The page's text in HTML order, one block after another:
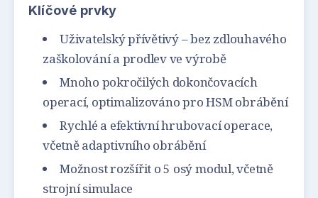
Klíčové prvky
Uživatelský přívětivý – bez zdlouhavého
zaškolování a prodlev ve výrobě
Mnoho pokročilých dokončovacích
operací, optimalizováno pro HSM obrábění
Rychlé a efektivní hrubovací operace,
včetně adaptivního obrábění
Možnost rozšířit o 5 osý modul, včetně
strojní simulace